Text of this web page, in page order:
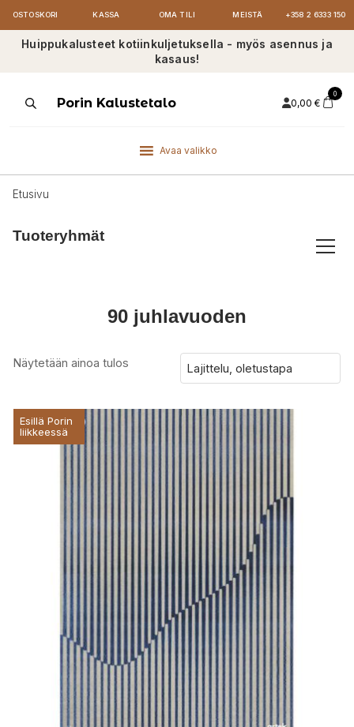
OSTOSKORI KASSA OMA TILI MEISTÄ +358 2 6333 150
Huippukalusteet kotiinkuljetuksella - myös asennus ja
kasaus!
ProductsPorin Kalustetalo 0,00 €
0
Avaa valikko
Etusivu
Tuoteryhmät
90 juhlavuoden
Näytetään ainoa tulos
Esillä Porin
liikkeessä